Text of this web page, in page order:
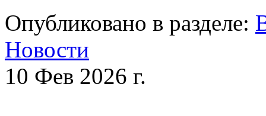
Опубликовано в разделе:
Новости
10 Фев 2026 г.